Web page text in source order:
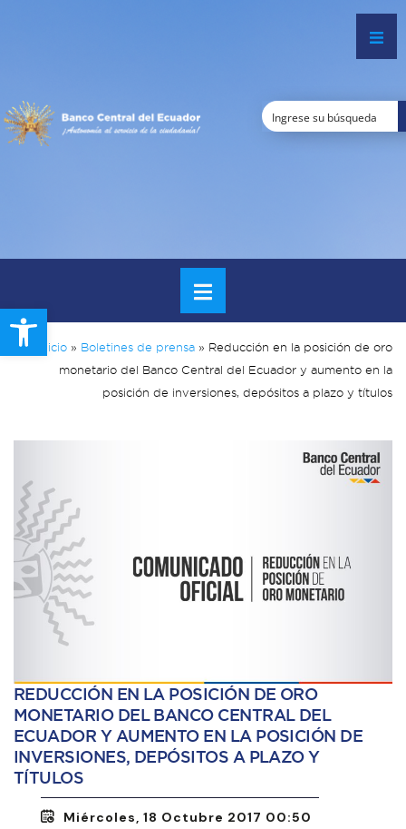
Open toolbar
Inicio » Boletines de prensa » Reducción en la posición de oro
monetario del Banco Central del Ecuador y aumento en la
posición de inversiones, depósitos a plazo y títulos
REDUCCIÓN EN LA POSICIÓN DE ORO
MONETARIO DEL BANCO CENTRAL DEL
ECUADOR Y AUMENTO EN LA POSICIÓN DE
INVERSIONES, DEPÓSITOS A PLAZO Y
TÍTULOS
Miércoles, 18 Octubre 2017 00:50